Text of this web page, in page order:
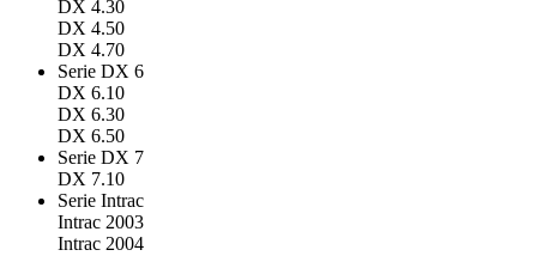
DX 4.30
DX 4.50
DX 4.70
Serie DX 6
DX 6.10
DX 6.30
DX 6.50
Serie DX 7
DX 7.10
Serie Intrac
Intrac 2003
Intrac 2004